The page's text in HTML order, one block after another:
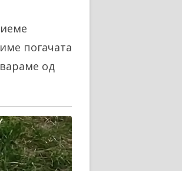
погачата
од